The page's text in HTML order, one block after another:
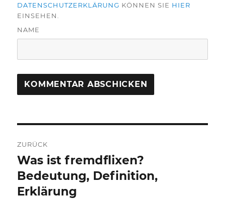
DATENSCHUTZERKLÄRUNG KÖNNEN SIE HIER
EINSEHEN.
NAME
ZURÜCK
Vorheriger
Beitrag:
Was ist fremdflixen?
Bedeutung, Definition,
Erklärung